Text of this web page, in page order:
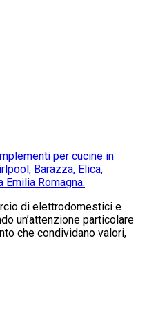
per cucine in
Barazza, Elica,
Romagna.
di elettrodomestici e
un’attenzione particolare
che condividano valori,